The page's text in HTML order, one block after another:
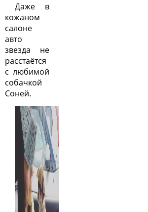
Даже в
кожаном
салоне
авто
звезда не
расстаётся
с любимой
собачкой
Соней.